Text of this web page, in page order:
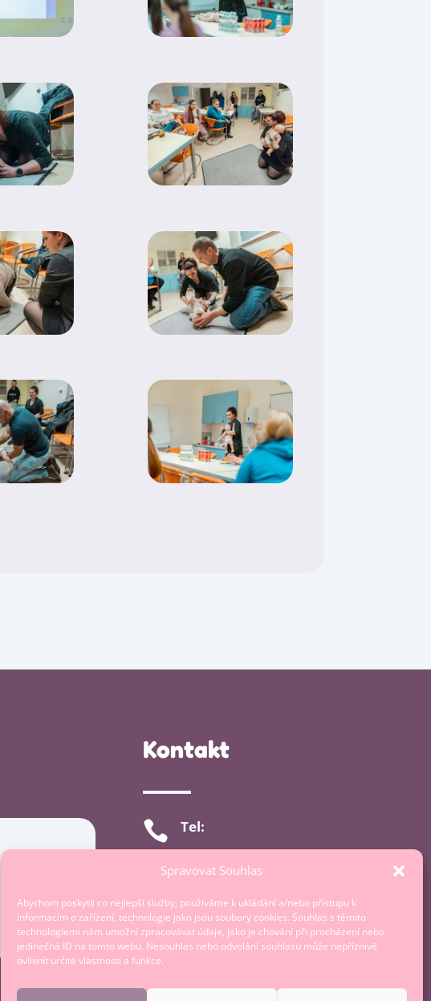
Spravovat Souhlas
Abychom poskytli co nejlepší služby, používáme k ukládání a/nebo přístupu k
informacím o zařízení, technologie jako jsou soubory cookies. Souhlas s těmito
technologiemi nám umožní zpracovávat údaje, jako je chování při procházení nebo
jedinečná ID na tomto webu. Nesouhlas nebo odvolání souhlasu může nepříznivě
ovlivnit určité vlastnosti a funkce.
Kontakt
 Tel:
+420606174651

proporod.ottova@gmail.com